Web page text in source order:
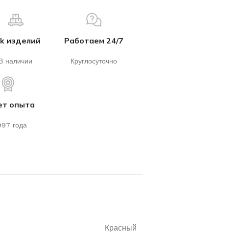
изделий
наличии
Работаем 24/7
Круглосуточно
опыта
года
Красный